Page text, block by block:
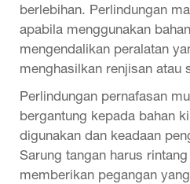
berlebihan. Perlindungan
apabila menggunakan
mengendalikan peralatan
menghasilkan renjisan atau
Perlindungan pernafasan
bergantung kepada bahan
digunakan dan keadaan
Sarung tangan harus
memberikan pegangan